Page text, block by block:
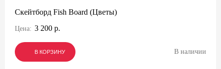
Скейтборд Fish Board (Цветы)
Цена: 3 200 р.
В КОРЗИНУ
В КОРЗИНУ
В КОРЗИНУ В наличии